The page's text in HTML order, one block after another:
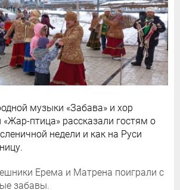
музыки «Забава» и хор
«Жар-птица» рассказали гостям о
недели и как на Руси
Ерема и Матрена поиграли с
забавы.